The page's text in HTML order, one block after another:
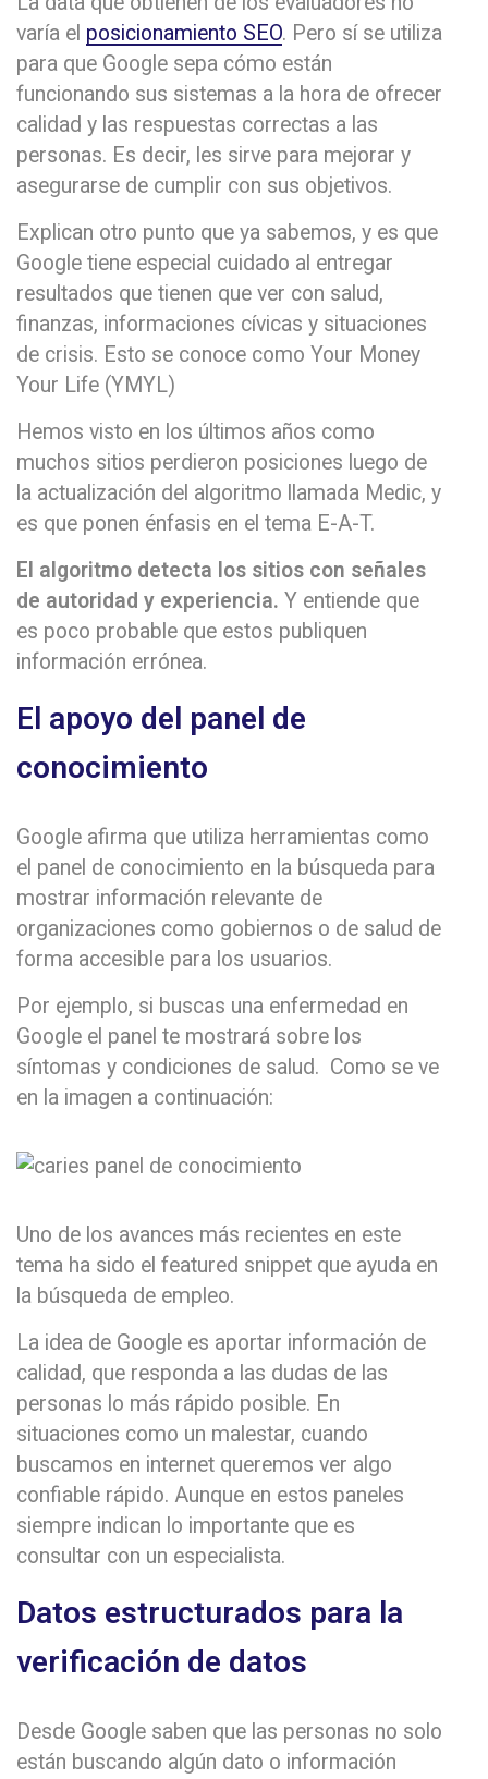
varía el posicionamiento SEO. Pero sí se utiliza
para que Google sepa cómo están
funcionando sus sistemas a la hora de ofrecer
calidad y las respuestas correctas a las
personas. Es decir, les sirve para mejorar y
asegurarse de cumplir con sus objetivos.
Explican otro punto que ya sabemos, y es que
Google tiene especial cuidado al entregar
resultados que tienen que ver con salud,
finanzas, informaciones cívicas y situaciones
de crisis. Esto se conoce como Your Money
Your Life (YMYL)
Hemos visto en los últimos años como
muchos sitios perdieron posiciones luego de
la actualización del algoritmo llamada Medic, y
es que ponen énfasis en el tema E-A-T.
El algoritmo detecta los sitios con señales
de autoridad y experiencia. Y entiende que
es poco probable que estos publiquen
información errónea.
El apoyo del panel de
conocimiento
Google afirma que utiliza herramientas como
el panel de conocimiento en la búsqueda para
mostrar información relevante de
organizaciones como gobiernos o de salud de
forma accesible para los usuarios.
Por ejemplo, si buscas una enfermedad en
Google el panel te mostrará sobre los
síntomas y condiciones de salud. Como se ve
en la imagen a continuación:
Uno de los avances más recientes en este
tema ha sido el featured snippet que ayuda en
la búsqueda de empleo.
La idea de Google es aportar información de
calidad, que responda a las dudas de las
personas lo más rápido posible. En
situaciones como un malestar, cuando
buscamos en internet queremos ver algo
confiable rápido. Aunque en estos paneles
siempre indican lo importante que es
consultar con un especialista.
Datos estructurados para la
verificación de datos
Desde Google saben que las personas no solo
están buscando algún dato o información